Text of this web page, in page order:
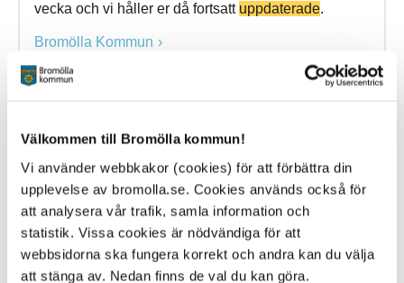
Välkommen till Bromölla kommun!
Vi använder webbkakor (cookies) för att förbättra din
upplevelse av bromolla.se. Cookies används också för
att analysera vår trafik, samla information och
statistik. Vissa cookies är nödvändiga för att
webbsidorna ska fungera korrekt och andra kan du välja
att stänga av. Nedan finns de val du kan göra.
vecka och vi håller er då fortsatt uppdaterade.
Bromölla Kommun
krisen eller kriget kommer”
10 January 2025
Nyhet
säkerhetspolitiska verklighet. Innehållet har
uppdaterats med tydligare och mer aktuella